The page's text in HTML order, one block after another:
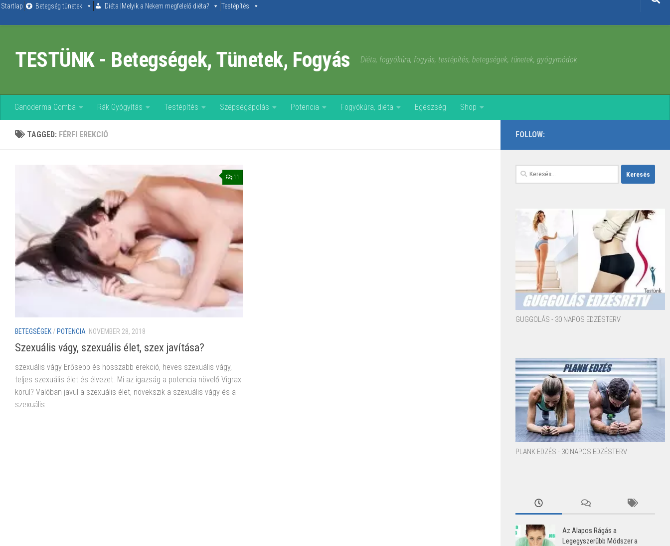
Skip to content
Startlap Betegség tünetek Diéta |Melyik a Nekem megfelelő diéta? Testépítés
TESTÜNK - Betegségek, Tünetek, Fogyás Diéta, fogyókúra, fogyás, testépítés, betegségek, tünetek, gyógymódok
Ganoderma Gomba Rák Gyógyítás Testépítés Szépségápolás Potencia Fogyókúra, diéta Egészség Shop
TAGGED: FÉRFI EREKCIÓ
11
BETEGSÉGEK / POTENCIA NOVEMBER 28, 2018
Szexuális vágy, szexuális élet, szex javítása?
szexuális vágy Erősebb és hosszabb erekció, heves szexuális vágy,
teljes szexuális élet és élvezet. Mi az igazság a potencia növelő Vigrax
körül? Valóban javul a szexuális élet, növekszik a szexuális vágy és a
szexuális...
FOLLOW:
Keresés:
GUGGOLÁS - 30 NAPOS EDZÉSTERV
PLANK EDZÉS - 30 NAPOS EDZÉSTERV
Az Alapos Rágás a
Legegyszerűbb Módszer a